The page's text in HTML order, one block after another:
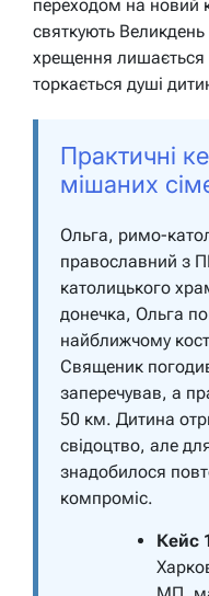
переходом на новий
святкують
хрещення
торкається душі
Практичні
мішаних
Ольга, римо-
православний з
католицького
донечка, Ольга
найближчому
Священик
заперечував, а
50 км. Дитина
свідоцтво, але
знадобилося
компроміс.
Кейс